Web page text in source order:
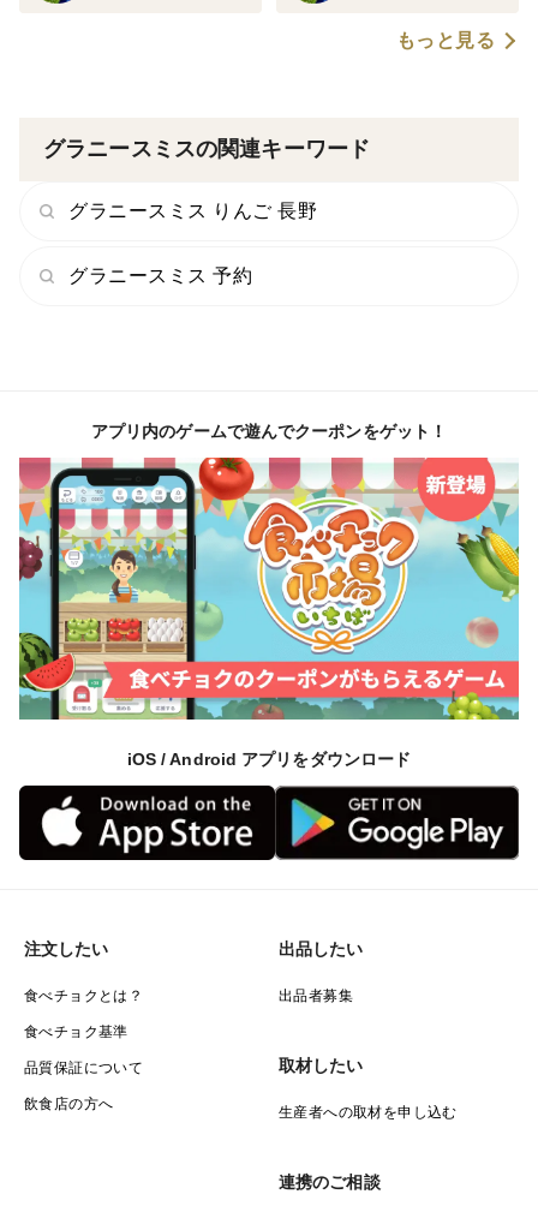
もっと見る
グラニースミスの関連キーワード
グラニースミス りんご 長野
グラニースミス 予約
アプリ内のゲームで遊んでクーポンをゲット！
iOS / Android アプリをダウンロード
注文したい
食べチョクとは？
食べチョク基準
品質保証について
飲食店の方へ
出品したい
出品者募集
取材したい
生産者への取材を申し込む
連携のご相談